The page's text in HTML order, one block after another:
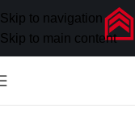
Skip to navigation
Skip to main content